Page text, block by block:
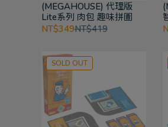
(MEGAHOUSE) 代理版
Lite系列 肉包 趣味拼圖
NT$349NT$419
SOLD OUT